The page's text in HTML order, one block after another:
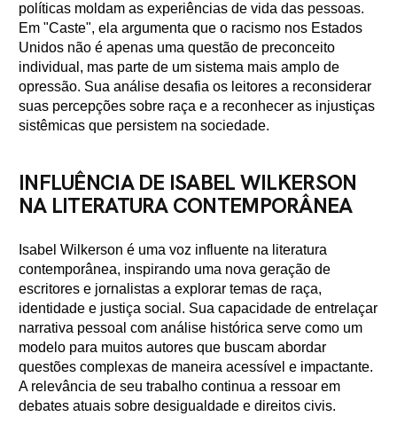
políticas moldam as experiências de vida das pessoas.
Em "Caste", ela argumenta que o racismo nos Estados
Unidos não é apenas uma questão de preconceito
individual, mas parte de um sistema mais amplo de
opressão. Sua análise desafia os leitores a reconsiderar
suas percepções sobre raça e a reconhecer as injustiças
sistêmicas que persistem na sociedade.
INFLUÊNCIA DE ISABEL WILKERSON
NA LITERATURA CONTEMPORÂNEA
Isabel Wilkerson é uma voz influente na literatura
contemporânea, inspirando uma nova geração de
escritores e jornalistas a explorar temas de raça,
identidade e justiça social. Sua capacidade de entrelaçar
narrativa pessoal com análise histórica serve como um
modelo para muitos autores que buscam abordar
questões complexas de maneira acessível e impactante.
A relevância de seu trabalho continua a ressoar em
debates atuais sobre desigualdade e direitos civis.